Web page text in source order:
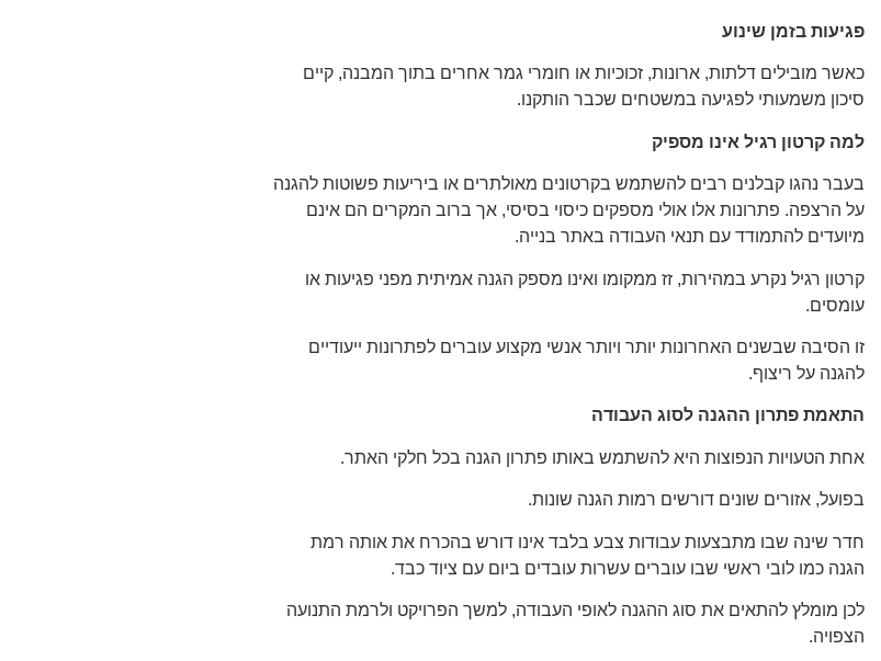
פגיעות בזמן שינוע
כאשר מובילים דלתות, ארונות, זכוכיות או חומרי גמר אחרים בתוך המבנה, קיים
סיכון משמעותי לפגיעה במשטחים שכבר הותקנו.
למה קרטון רגיל אינו מספיק
בעבר נהגו קבלנים רבים להשתמש בקרטונים מאולתרים או ביריעות פשוטות להגנה
על הרצפה. פתרונות אלו אולי מספקים כיסוי בסיסי, אך ברוב המקרים הם אינם
מיועדים להתמודד עם תנאי העבודה באתר בנייה.
קרטון רגיל נקרע במהירות, זז ממקומו ואינו מספק הגנה אמיתית מפני פגיעות או
עומסים.
זו הסיבה שבשנים האחרונות יותר ויותר אנשי מקצוע עוברים לפתרונות ייעודיים
להגנה על ריצוף.
התאמת פתרון ההגנה לסוג העבודה
אחת הטעויות הנפוצות היא להשתמש באותו פתרון הגנה בכל חלקי האתר.
בפועל, אזורים שונים דורשים רמות הגנה שונות.
חדר שינה שבו מתבצעות עבודות צבע בלבד אינו דורש בהכרח את אותה רמת
הגנה כמו לובי ראשי שבו עוברים עשרות עובדים ביום עם ציוד כבד.
לכן מומלץ להתאים את סוג ההגנה לאופי העבודה, למשך הפרויקט ולרמת התנועה
הצפויה.